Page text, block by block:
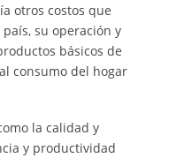
otros costos que
su operación y
básicos de
consumo del hogar
la calidad y
y productividad